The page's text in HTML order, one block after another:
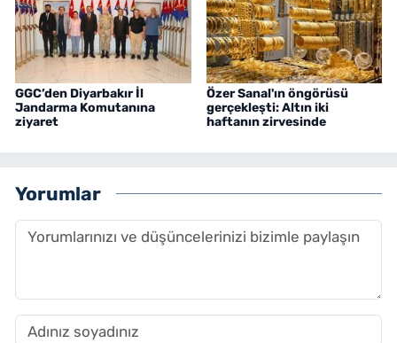
GGC’den Diyarbakır İl
Jandarma Komutanına
ziyaret
Özer Sanal'ın öngörüsü
gerçekleşti: Altın iki
haftanın zirvesinde
Yorumlar